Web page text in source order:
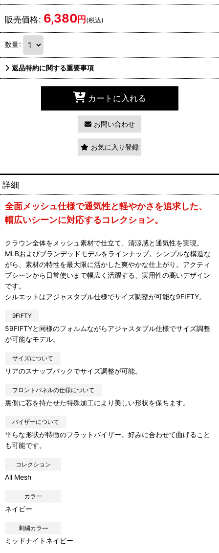
販売価格: 6,380円(税込)
数量:
返品特約に関する重要事項
カートに入れる
お問い合わせ
お気に入り登録
詳細
全面メッシュ仕様で通気性と軽やかさを追求した、
幅広いシーンに対応するコレクション。
クラウン全体をメッシュ素材で仕立て、清涼感と通気性を実現。
MLBおよびブランデッドモデルをラインナップ。シンプルな構造な
がら、素材の特性を最大限に活かした爽やかな仕上がり。アクティ
ブシーンから日常使いまで幅広く活躍する、実用性の高いデザイン
です。
シルエットはアジャスタブル仕様でサイズ調整が可能な9FIFTY。
9FIFTY
59FIFTYと同様のフォルムながらアジャスタブル仕様でサイズ調整
が可能なモデル。
サイズについて
リアのスナップバックでサイズ調整が可能。
フロントパネルの仕様について
裏側に芯を持たせた特殊加工により美しい形状を保ちます。
バイザーについて
平らな形状が特徴のフラットバイザー。好みに合わせて曲げること
も可能です。
コレクション
All Mesh
カラー
ネイビー
刺繍カラ―
ミッドナイトネイビー